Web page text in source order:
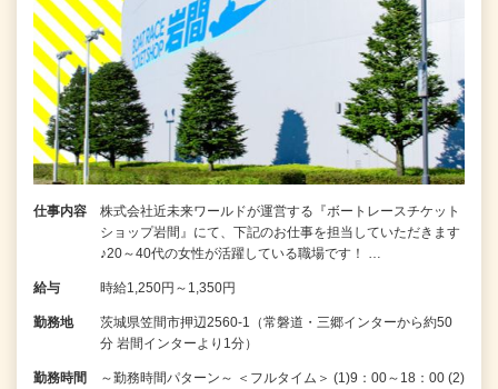
仕事内容
株式会社近未来ワールドが運営する『ボートレースチケット
ショップ岩間』にて、下記のお仕事を担当していただきます
♪20～40代の女性が活躍している職場です！ …
給与 時給1,250円～1,350円
勤務地
茨城県笠間市押辺2560-1（常磐道・三郷インターから約50
分 岩間インターより1分）
勤務時間
～勤務時間パターン～ ＜フルタイム＞ (1)9：00～18：00 (2)